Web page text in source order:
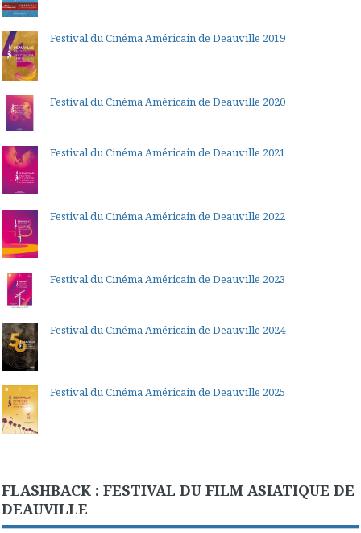
Festival du Cinéma Américain de Deauville 2019
Festival du Cinéma Américain de Deauville 2020
Festival du Cinéma Américain de Deauville 2021
Festival du Cinéma Américain de Deauville 2022
Festival du Cinéma Américain de Deauville 2023
Festival du Cinéma Américain de Deauville 2024
Festival du Cinéma Américain de Deauville 2025
FLASHBACK : FESTIVAL DU FILM ASIATIQUE DE
DEAUVILLE